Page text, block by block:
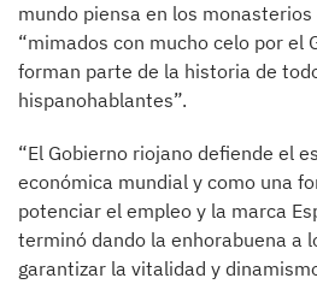
mundo piensa en los monasterios
“mimados con mucho celo por el
forman parte de la historia de
hispanohablantes”.
“El Gobierno riojano defiende el
económica mundial y como una
potenciar el empleo y la marca
terminó dando la enhorabuena a
garantizar la vitalidad y